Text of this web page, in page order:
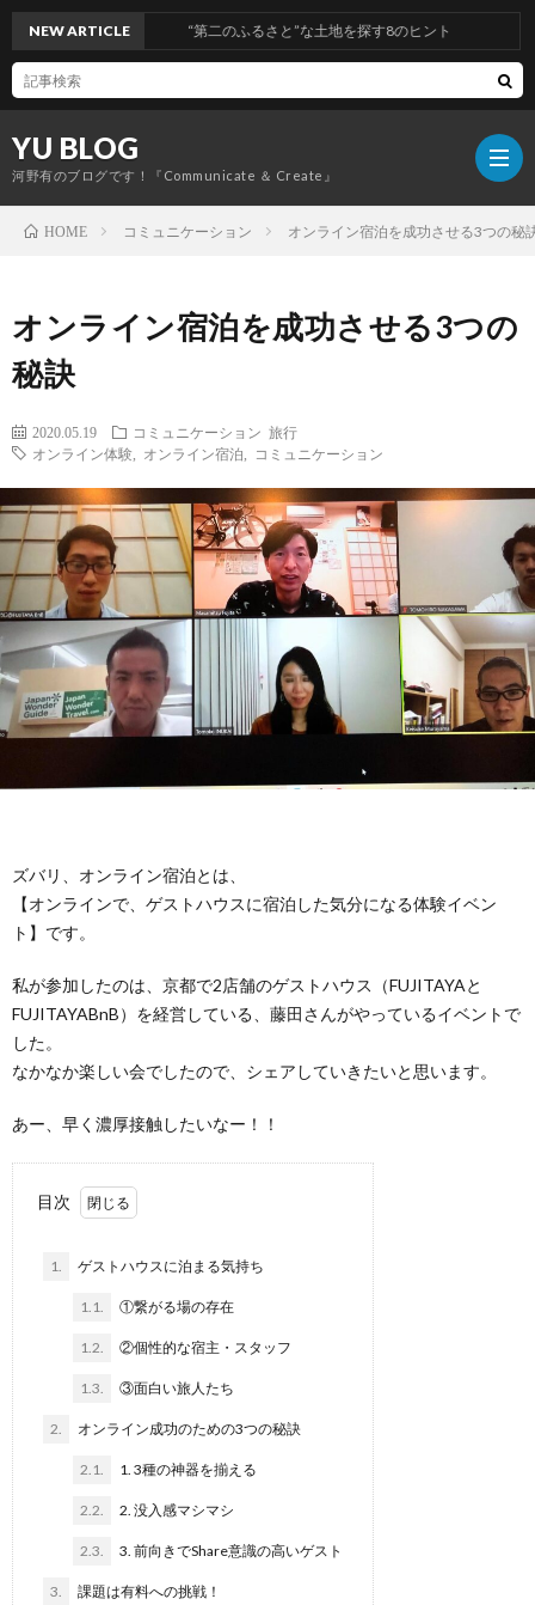
YU BLOG
河野有のブログです！『Communicate ＆ Create』
ニ
ケ
ー
シ
健
康
所
感
NEW ARTICLE“第二のふるさと”な土地を探す8のヒント
HOME コミュニケーション オンライン宿泊を成功させる3つの秘
オンライン宿泊を成功させる3つの
秘訣
2020.05.19 コミュニケーション 旅行
オンライン体験
オンライン宿泊 コミュニケーション
ズバリ、オンライン宿泊とは、
【オンラインで、ゲストハウスに宿泊した気分になる体験イベン
ト】です。
私が参加したのは、京都で2店舗のゲストハウス（FUJITAYAと
FUJITAYABnB）を経営している、藤田さんがやっているイベントで
した。
なかなか楽しい会でしたので、シェアしていきたいと思います。
あー、早く濃厚接触したいなー！！
目次
1. ゲストハウスに泊まる気持ち
1.1. ①繋がる場の存在
1.2. ②個性的な宿主・スタッフ
1.3. ③面白い旅人たち
2. オンライン成功のための3つの秘訣
2.1. 1. 3種の神器を揃える
2.2. 2. 没入感マシマシ
2.3. 3. 前向きでShare意識の高いゲスト
3. 課題は有料への挑戦！